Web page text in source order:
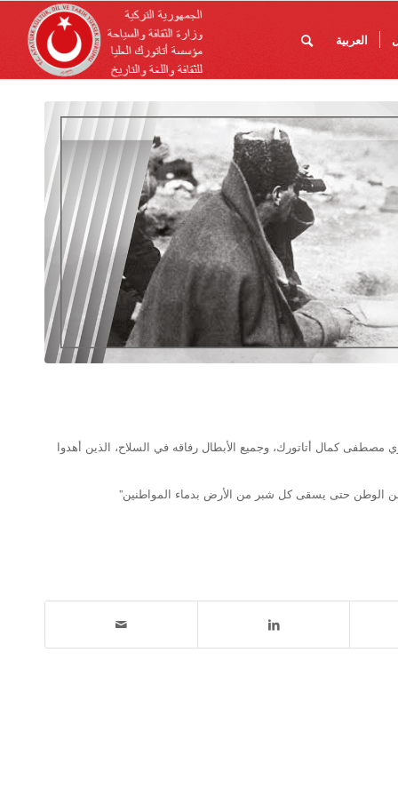
العربية
مصطفى كمال أتاتورك، وجميع الأبطال رفاقه في السلاح، الذين أهدوا
الوطن حتى يسقى كل شبر من الأرض بدماء المواطنين”